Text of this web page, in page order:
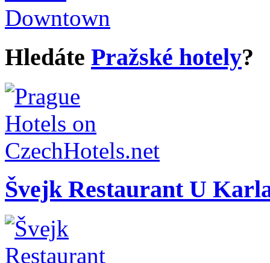
Hledáte Pražské hotely?
Švejk Restaurant U